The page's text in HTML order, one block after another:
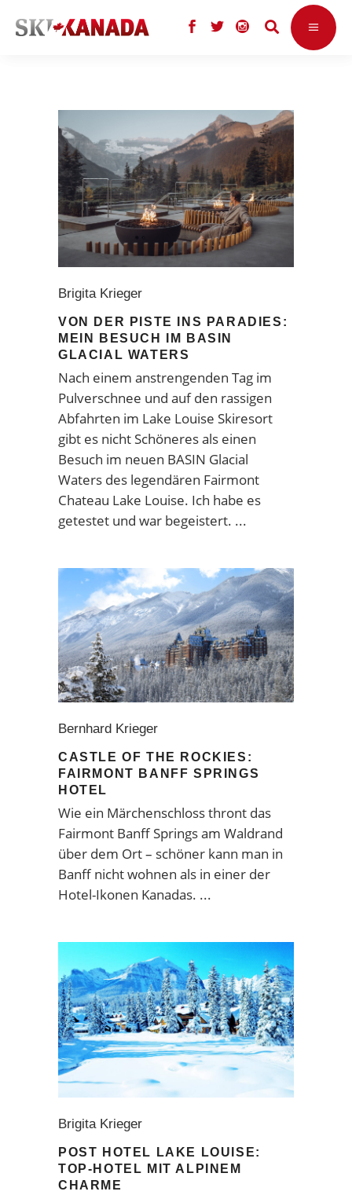
Brigita Krieger
VON DER PISTE INS PARADIES:
MEIN BESUCH IM BASIN
GLACIAL WATERS
Nach einem anstrengenden Tag im
Pulverschnee und auf den rassigen
Abfahrten im Lake Louise Skiresort
gibt es nicht Schöneres als einen
Besuch im neuen BASIN Glacial
Waters des legendären Fairmont
Chateau Lake Louise. Ich habe es
getestet und war begeistert.
Bernhard Krieger
CASTLE OF THE ROCKIES:
FAIRMONT BANFF SPRINGS
HOTEL
Wie ein Märchenschloss thront das
Fairmont Banff Springs am Waldrand
über dem Ort – schöner kann man in
Banff nicht wohnen als in einer der
Hotel-Ikonen Kanadas.
Brigita Krieger
POST HOTEL LAKE LOUISE:
TOP-HOTEL MIT ALPINEM
CHARME